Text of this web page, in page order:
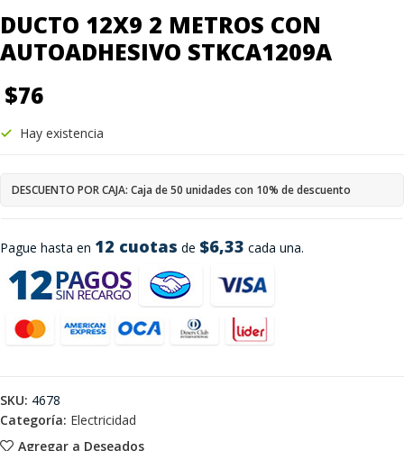
DUCTO 12X9 2 METROS CON
AUTOADHESIVO STKCA1209A
$76
Pague hasta en 12 cuotas de $6,33 cada una.
Hay existencia
DESCUENTO POR CAJA: Caja de 50 unidades con 10% de descuento
Agregar a Deseados
SKU: 4678
Categoría: Electricidad